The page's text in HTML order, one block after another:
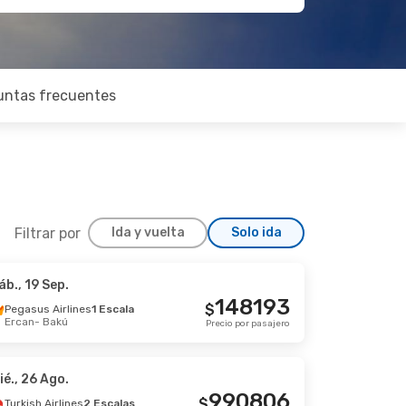
frecuentes
Filtrar por Ida y vuelta Solo ida
19 Sep.
Pegasus Airlines1 Escala
Ercan- Bakú
148193
$
Precio por pasajero
26 Ago.
Turkish Airlines2 Escalas